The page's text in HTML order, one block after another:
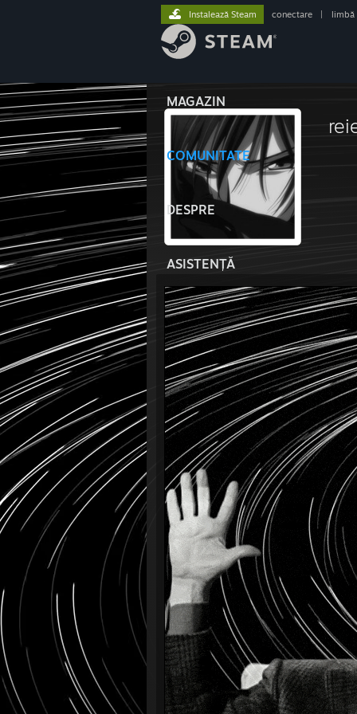
MAGAZIN
COMUNITATE
DESPRE
ASISTENȚĂ
Instalează Steam conectare limbă